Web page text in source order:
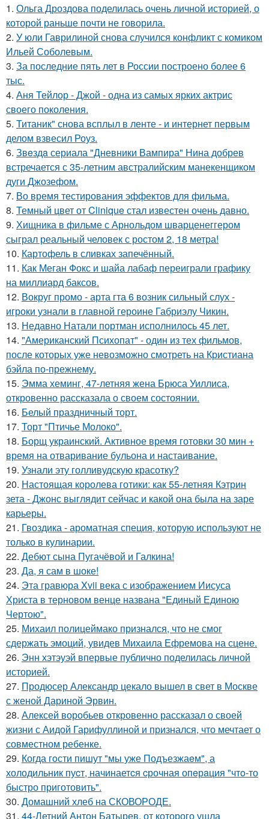
1. Ольга Дроздова поделилась очень личной историей, о
которой раньше почти не говорила.
2. У юли Гаврилиной снова случился конфликт с комиком
Ильей Соболевым.
3. За последние пять лет в России построено более 6
тыс.
4. Аня Тейлор - Джой - одна из самых ярких актрис
своего поколения.
5. Титаник" снова всплыл в ленте - и интернет первым
делом взвесил Роуз.
6. Звeздa сериала "Дневники Вампира" Нина добрев
встречается с 35-летним австралийским манекенщиком
дуги Джозефом.
7. Во время тестирования эффектов для фильма.
8. Темный цвет от Clinique стал известен очень давно.
9. Хищника в фильме с Арнольдом шварценеггером
сыграл реальный человек с ростом 2, 18 метра!
10. Картофель в сливках запечённый.
11. Как Меган Фокс и шайа лабаф переиграли графику
на миллиард баксов.
12. Вокруг промо - арта гта 6 возник сильный слух -
игроки узнали в главной героине Габриэлу Чикин.
13. Недавно Натали портман исполнилось 45 лет.
14. "Американский Психопат" - один из тех фильмов,
после которых уже невозможно смотреть на Кристиана
бэйла по-прежнему.
15. Эмма хеминг, 47-летняя жена Брюса Уиллиса,
откровенно рассказала о своем состоянии.
16. Белый праздничный торт.
17. Торт "Птичье Молоко".
18. Борщ украинский. Активное время готовки 30 мин +
время на отваривание бульона и настаивание.
19. Узнали эту голливудскую красотку?
20. Настоящая королева готики: как 55-летняя Кэтрин
зета - Джонс выглядит сейчас и какой она была на заре
карьеры.
21. Гвоздика - ароматная специя, которую используют не
только в кулинарии.
22. Дебют сына Пугачёвой и Галкина!
23. Да, я сам в шоке!
24. Эта гравюра Xvii века с изображением Иисуса
Христа в терновом венце названа "Единый Единою
Чертою".
25. Михаил полицеймако признался, что не смог
сдержать эмоций, увидев Михаила Ефремова на сцене.
26. Энн хэтэуэй впервые публично поделилась личной
историей.
27. Продюсер Александр цекало вышел в свет в Москве
с женой Дариной Эрвин.
28. Алексей воробьев откровенно рассказал о своей
жизни с Аидой Гарифуллиной и признался, что мечтает о
совместном ребенке.
29. Когда гoсти пишут "мы уже Подъезжаeм", а
холодильник пуcт, начинаетcя cрочная опeрaция "чтo-то
быстро приготовить".
30. Домашний хлеб на СКОВОРОДЕ.
31. 44-Летний Антон Батырев, от которого ушла